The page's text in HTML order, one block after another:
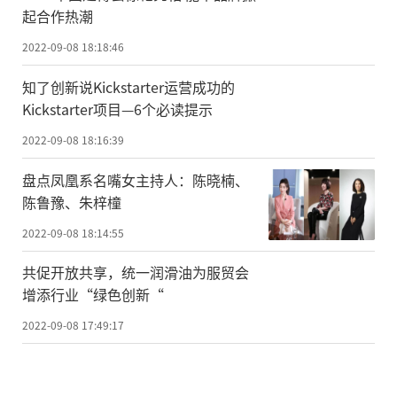
起合作热潮
2022-09-08 18:18:46
知了创新说Kickstarter运营成功的
Kickstarter项目—6个必读提示
2022-09-08 18:16:39
盘点凤凰系名嘴女主持人：陈晓楠、
陈鲁豫、朱梓橦
2022-09-08 18:14:55
共促开放共享，统一润滑油为服贸会
增添行业“绿色创新“
2022-09-08 17:49:17